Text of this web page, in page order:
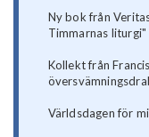
Ny bok från
Timmarnas liturgi"
Kollekt från
Världsdagen för